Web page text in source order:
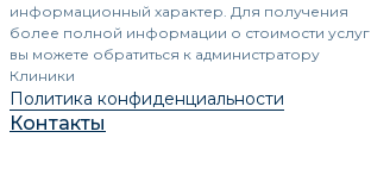
информационный характер. Для получения
более полной информации о стоимости услуг
вы можете обратиться к администратору
Клиники
Политика конфиденциальности
Контакты